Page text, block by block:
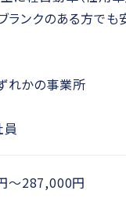
ランクのある方で
れかの事業所
員
～287,000円